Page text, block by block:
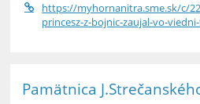
https://myhornanitra.sme.sk/c/
princesz-z-bojnic-zaujal-vo-
Pamätnica